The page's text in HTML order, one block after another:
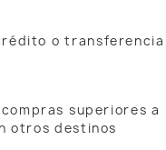
o transferencia
superiores a
otros destinos